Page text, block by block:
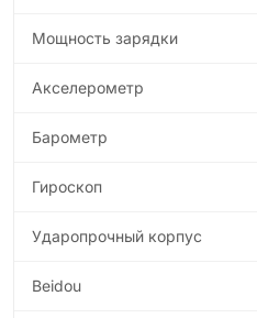
Мощность зарядки
Акселерометр
Барометр
Гироскоп
Ударопрочный корпус
Beidou